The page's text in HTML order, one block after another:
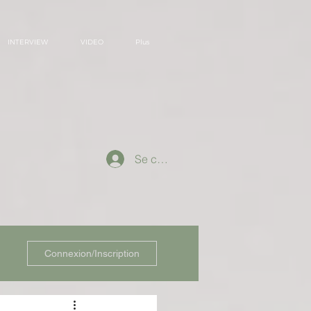
INTERVIEW VIDEO Plus
Se connecter
Connexion/Inscription